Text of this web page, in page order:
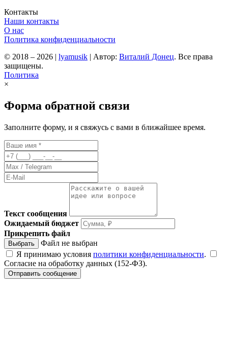
Контакты
Наши контакты
О нас
Политика конфиденциальности
© 2018 – 2026 | lyamusik | Автор: Виталий Донец. Все права
защищены.
Политика
×
Форма обратной связи
Заполните форму, и я свяжусь с вами в ближайшее время.
Текст сообщения
Ожидаемый бюджет
Прикрепить файл
Выбрать
Файл не выбран
Я принимаю условия политики конфиденциальности.
Согласие на обработку данных (152-ФЗ).
Отправить сообщение